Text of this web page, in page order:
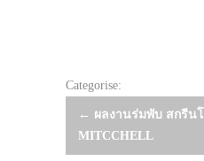
Categorise:
Post
← ผลงานร่มพับ สกรีน
MITCCHELL